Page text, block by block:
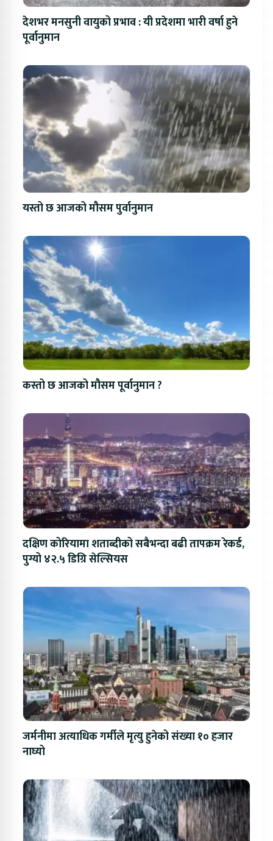
देशभर मनसुनी वायुको प्रभाव : यी प्रदेशमा भारी वर्षा हुने
पूर्वानुमान
यस्तो छ आजको मौसम पुर्वानुमान
कस्तो छ आजको मौसम पूर्वानुमान ?
दक्षिण कोरियामा शताब्दीको सबैभन्दा बढी तापक्रम रेकर्ड,
पुग्यो ४२.५ डिग्रि सेल्सियस
जर्मनीमा अत्याधिक गर्मीले मृत्यु हुनेको संख्या १० हजार
नाघ्यो